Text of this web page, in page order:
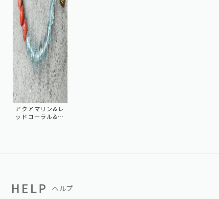
アクアマリン&レ
ッドコーラル&ク
HELP ヘルプ